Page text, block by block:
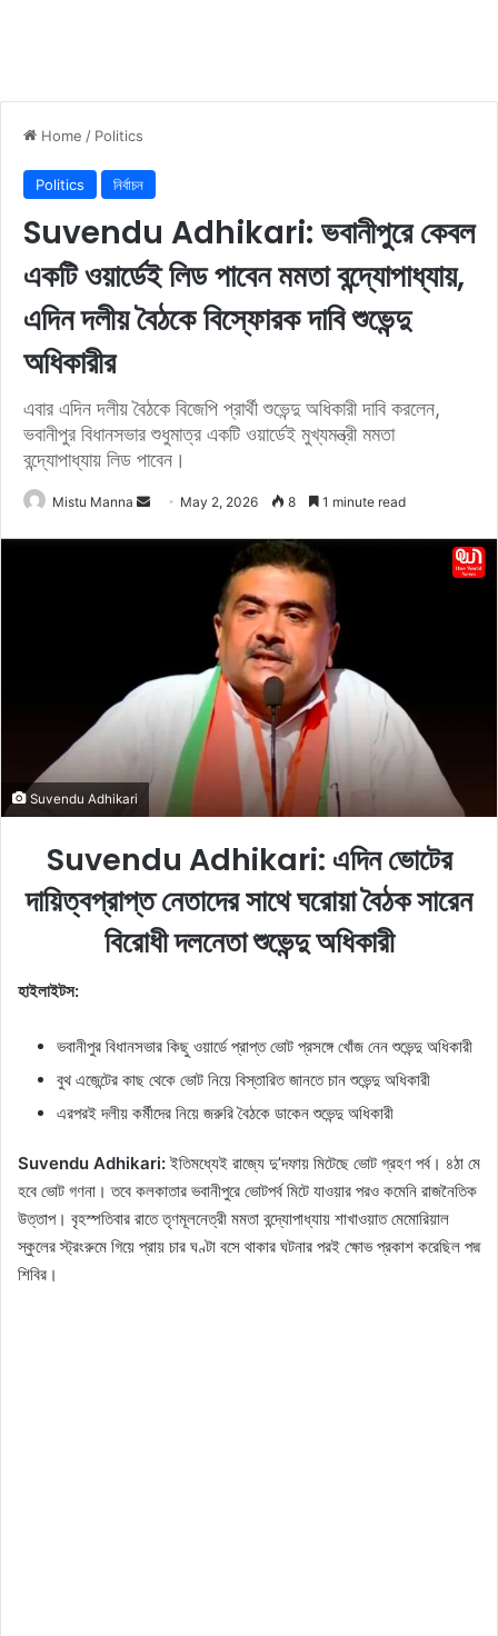
Home / Politics
Politics নিৰ্বাচন
Suvendu Adhikari: ভবানীপুরে কেবল
একটি ওয়ার্ডেই লিড পাবেন মমতা বন্দ্যোপাধ্যায়,
এদিন দলীয় বৈঠকে বিস্ফোরক দাবি শুভেন্দু
অধিকারীর
এবার এদিন দলীয় বৈঠকে বিজেপি প্রার্থী শুভেন্দু অধিকারী দাবি করলেন,
ভবানীপুর বিধানসভার শুধুমাত্র একটি ওয়ার্ডেই মুখ্যমন্ত্রী মমতা
বন্দ্যোপাধ্যায় লিড পাবেন।
Mistu Manna May 2, 2026 8 1 minute read
Suvendu Adhikari
Suvendu Adhikari: এদিন ভোটের
দায়িত্বপ্রাপ্ত নেতাদের সাথে ঘরোয়া বৈঠক সারেন
বিরোধী দলনেতা শুভেন্দু অধিকারী
হাইলাইটস:
ভবানীপুর বিধানসভার কিছু ওয়ার্ডে প্রাপ্ত ভোট প্রসঙ্গে খোঁজ নেন শুভেন্দু অধিকারী
বুথ এজেন্টের কাছ থেকে ভোট নিয়ে বিস্তারিত জানতে চান শুভেন্দু অধিকারী
এরপরই দলীয় কর্মীদের নিয়ে জরুরি বৈঠকে ডাকেন শুভেন্দু অধিকারী
Suvendu Adhikari: ইতিমধ্যেই রাজ্যে দু’দফায় মিটেছে ভোট গ্রহণ পর্ব। ৪ঠা মে
হবে ভোট গণনা। তবে কলকাতার ভবানীপুরে ভোটপর্ব মিটে যাওয়ার পরও কমেনি রাজনৈতিক
উত্তাপ। বৃহস্পতিবার রাতে তৃণমূলনেত্রী মমতা বন্দ্যোপাধ্যায় শাখাওয়াত মেমোরিয়াল
স্কুলের স্ট্রংরুমে গিয়ে প্রায় চার ঘণ্টা বসে থাকার ঘটনার পরই ক্ষোভ প্রকাশ করেছিল পদ্ম
শিবির।